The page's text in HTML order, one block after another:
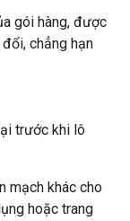
gói hàng, được
chẳng hạn
trước khi lô
mạch khác cho
hoặc trang